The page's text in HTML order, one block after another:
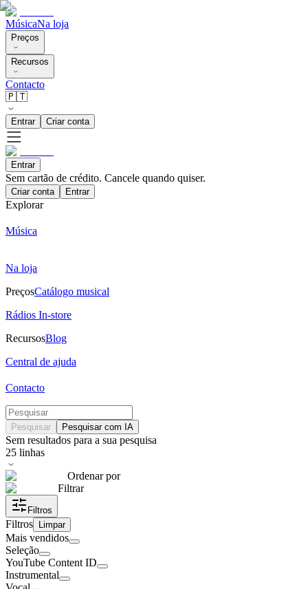
MúsicaNa loja
Preços
Recursos
Contacto
🇵🇹
Entrar Criar conta
Entrar
Sem cartão de crédito. Cancele quando quiser.
Criar conta Entrar
Explorar
Música
Na loja
PreçosCatálogo musical
Rádios In-store
RecursosBlog
Central de ajuda
Contacto
Pesquisar Pesquisar com IA
Sem resultados para a sua pesquisa
25 linhas
Ordenar por
Filtrar
Filtros
Filtros Limpar
Mais vendidos
Seleção
YouTube Content ID
Instrumental